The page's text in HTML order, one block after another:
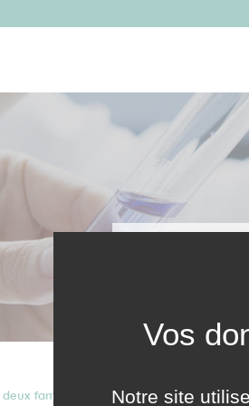
deux familles de brevetsWO2005121172 et
Notre site